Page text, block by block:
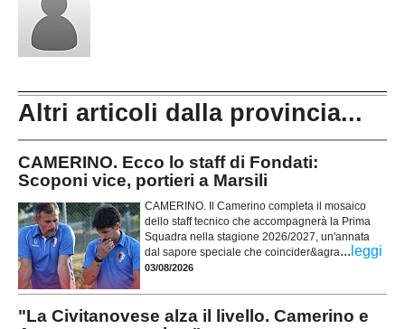
Altri articoli dalla provincia...
CAMERINO. Ecco lo staff di Fondati:
Scoponi vice, portieri a Marsili
CAMERINO. Il Camerino completa il mosaico
dello staff tecnico che accompagnerà la Prima
Squadra nella stagione 2026/2027, un'annata
dal sapore speciale che coincider&agra... leggi
03/08/2026
"La Civitanovese alza il livello. Camerino e